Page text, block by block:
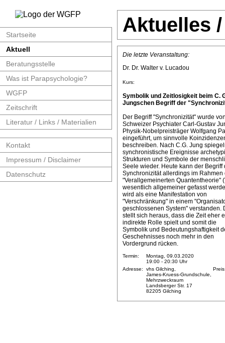
Startseite
Aktuell
Beratungsstelle
Was ist Parapsychologie?
WGFP
Zeitschrift
Literatur / Links / Materialien
Kontakt
Impressum / Disclaimer
Datenschutz
Aktuelles
Die letzte Veranstaltung:
Dr. Dr. Walter v. Lucadou
Kurs:
Symbolik und Zeitlosigkeit beim C.
Jungschen Begriff der
Der Begriff "Synchronizität" wurde
Schweizer Psychiater Carl-Gustav
Physik-Nobelpreisträger Wolfgang
eingeführt, um sinnvolle
beschreiben. Nach C.G. Jung
synchronistische Ereignisse
Strukturen und Symbole der
Seele wieder. Heute kann der Begriff
Synchronizität allerdings im Rahmen
"Verallgemeinerten Quantentheorie"
wesentlich allgemeiner gefasst
wird als eine Manifestation von
"Verschränkung" in einem
geschlossenen System" verstanden.
stellt sich heraus, dass die Zeit eher
indirekte Rolle spielt und somit die
Symbolik und Bedeutungshaftigkeit
Geschehnisses noch mehr in den
Vordergrund rücken.
Termin:
Montag, 09.03.2020
19:00 - 20:30 Uhr
Adresse:
vhs Gilching,
James-Kruess-Grundschule,
Mehrzweckraum
Landsberger Str. 17
82205 Gilching